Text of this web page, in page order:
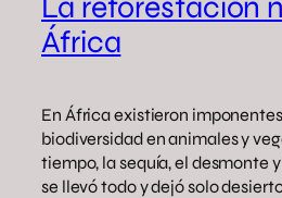
La reforestación
África
En África existieron
biodiversidad en animales y
tiempo, la sequía, el desmonte
se llevó todo y dejó solo